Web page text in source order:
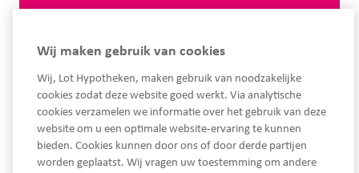
Wij maken gebruik van cookies
Wij, Lot Hypotheken, maken gebruik van noodzakelijke
cookies zodat deze website goed werkt. Via analytische
cookies verzamelen we informatie over het gebruik van deze
website om u een optimale website-ervaring te kunnen
bieden. Cookies kunnen door ons of door derde partijen
worden geplaatst. Wij vragen uw toestemming om andere